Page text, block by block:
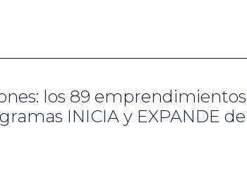
los 89 emprendimientos
INICIA y EXPANDE de